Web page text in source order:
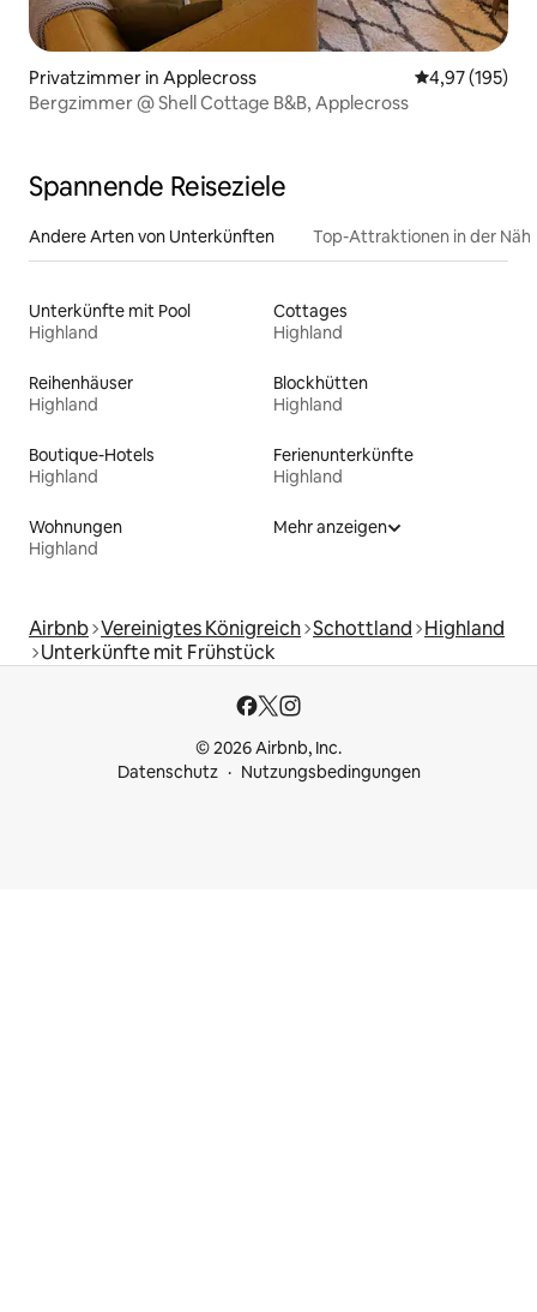
Privatzimmer in Applecross
4,97 (195)
Bergzimmer @ Shell Cottage B&B, Applecross
Spannende Reiseziele
Andere Arten von Unterkünften Top-Attraktionen in der
Unterkünfte mit Pool
Highland
Cottages
Highland
Reihenhäuser
Highland
Blockhütten
Highland
Boutique-Hotels
Highland
Ferienunterkünfte
Highland
Wohnungen
Highland
Mehr anzeigen
Airbnb Vereinigtes Königreich Schottland Highland
Unterkünfte mit Frühstück
© 2026 Airbnb, Inc.
Datenschutz
Nutzungsbedingungen